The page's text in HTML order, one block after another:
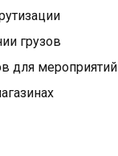
грузов
для мероприятий